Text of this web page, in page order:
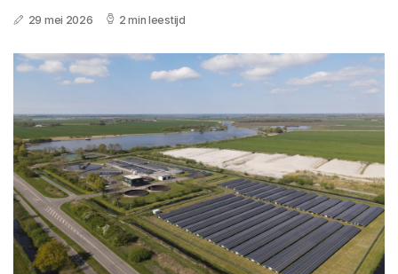
29 mei 2026 2 min leestijd